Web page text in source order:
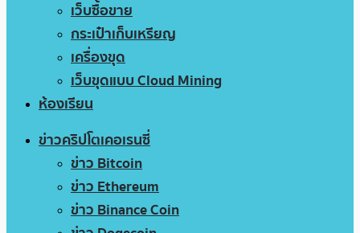
เว็บซื้อขาย
กระเป๋าเก็บเหรียญ
เครื่องขุด
เว็บขุดแบบ Cloud Mining
ห้องเรียน
ข่าวคริปโตเคอเรนซี่
ข่าว Bitcoin
ข่าว Ethereum
ข่าว Binance Coin